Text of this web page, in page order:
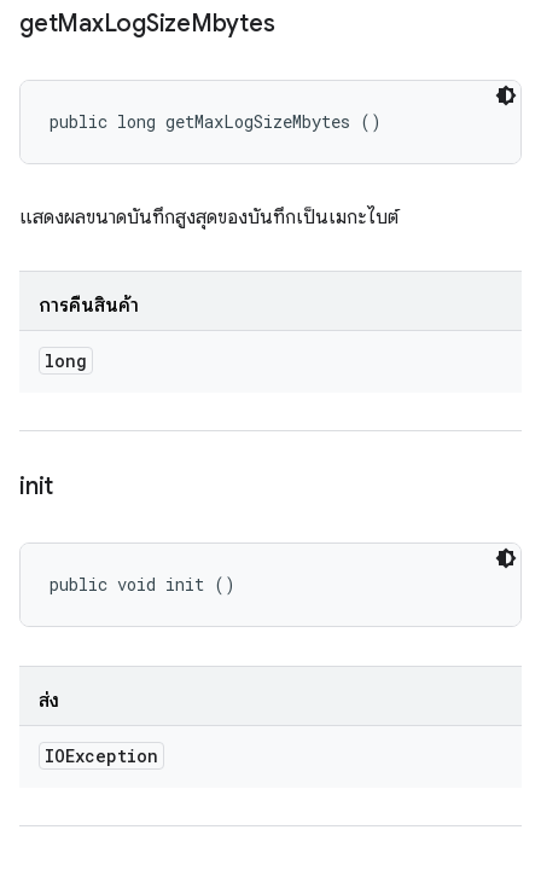
getMaxLogSizeMbytes
public long getMaxLogSizeMbytes ()
แสดงผลขนาดบันทึกสูงสุดของบันทึกเป็นเมกะไบต์
การคืนสินค้า
long
init
public void init ()
ส่ง
IOException